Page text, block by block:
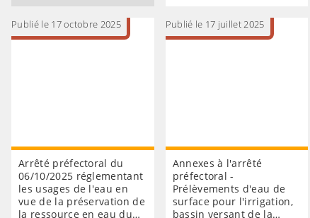
Publié le 17 octobre 2025
Arrêté préfectoral du
06/10/2025 réglementant
les usages de l'eau en
vue de la préservation de
la ressource en eau du…
Publié le 17 juillet 2025
Annexes à l'arrêté
préfectoral -
Prélèvements d'eau de
surface pour l'irrigation,
bassin versant de la…